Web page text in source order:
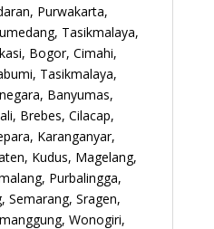
Purwakarta,
Tasikmalaya,
Bogor, Cimahi,
Tasikmalaya,
Banyumas,
Brebes, Cilacap,
Karanganyar,
Kudus, Magelang,
Purbalingga,
Semarang, Sragen,
Wonogiri,